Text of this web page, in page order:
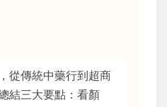
從傳統中藥行到超商
結三大要點：看顏